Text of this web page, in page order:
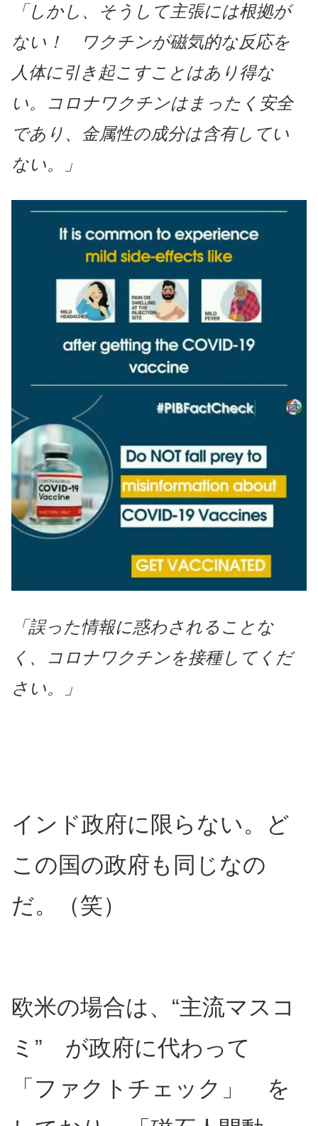
「しかし、そうして主張には根拠が
ない！ ワクチンが磁気的な反応を
人体に引き起こすことはあり得な
い。コロナワクチンはまったく安全
であり、金属性の成分は含有してい
ない。」
「誤った情報に惑わされることな
く、コロナワクチンを接種してくだ
さい。」
インド政府に限らない。ど
この国の政府も同じなの
だ。（笑）
欧米の場合は、“主流マスコ
ミ” が政府に代わって
「ファクトチェック」 を